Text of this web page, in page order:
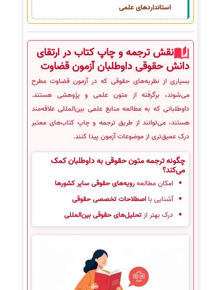
استانداردهای علمی
نقش ترجمه و چاپ کتاب در ارتقای
دانش حقوقی داوطلبان آزمون قضاوت
بسیاری از نظریه‌های حقوقی که در آزمون قضاوت مطرح
می‌شوند، برگرفته از متون علمی و پژوهشی هستند.
داوطلبانی که به مطالعه منابع علمی بین‌المللی علاقه‌مند
هستند، می‌توانند از طریق ترجمه و چاپ کتاب‌های معتبر
درک عمیق‌تری از موضوعات آزمون پیدا کنند.
چگونه ترجمه متون حقوقی به داوطلبان کمک
می‌کند؟
امکان مطالعهرویه‌های حقوقی سایر کشورها
آشنایی با اصطلاحات تخصصی حقوقی
درک بهتر ازتحلیل‌های حقوقی بین‌المللی